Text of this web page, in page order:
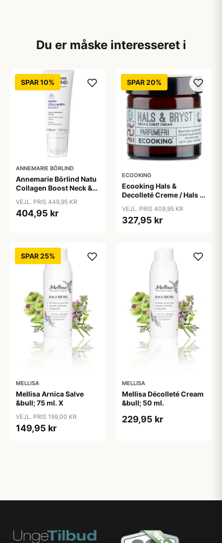
Du er måske interesseret i
SPAR 10%
ANNEMARIE BÖRLIND
Annemarie Börlind Natu
Collagen Boost Neck &
VEJL. PRIS 449,95 KR
404,95 kr
SPAR 20%
ECOOKING
Ecooking Hals &
Decolleté Creme / Hals &
VEJL. PRIS 409,95 KR
327,95 kr
SPAR 25%
MELLISA
Mellisa Arnica Salve
&bull; 75 ml. X
VEJL. PRIS 199,00 KR
149,95 kr
MELLISA
Mellisa Décolleté Cream
&bull; 50 ml.
229,95 kr